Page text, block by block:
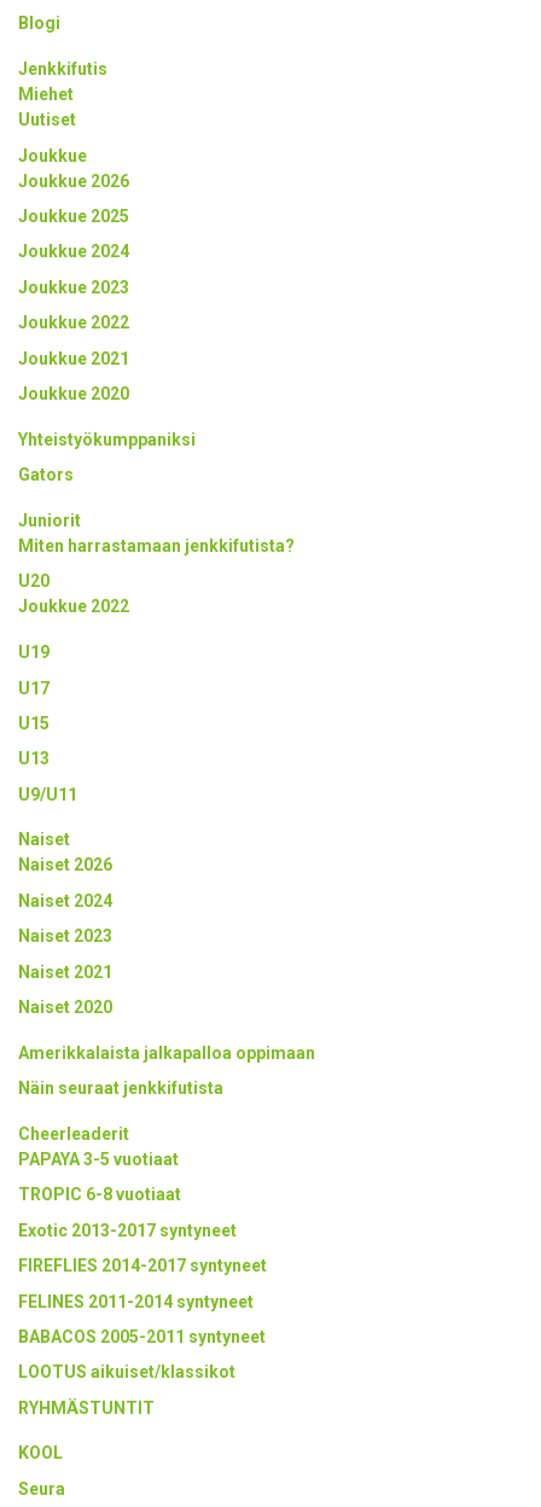
Blogi
Jenkkifutis
Miehet
Uutiset
Joukkue
Joukkue 2026
Joukkue 2025
Joukkue 2024
Joukkue 2023
Joukkue 2022
Joukkue 2021
Joukkue 2020
Yhteistyökumppaniksi
Gators
Juniorit
Miten harrastamaan jenkkifutista?
U20
Joukkue 2022
U19
U17
U15
U13
U9/U11
Naiset
Naiset 2026
Naiset 2024
Naiset 2023
Naiset 2021
Naiset 2020
Amerikkalaista jalkapalloa oppimaan
Näin seuraat jenkkifutista
Cheerleaderit
PAPAYA 3-5 vuotiaat
TROPIC 6-8 vuotiaat
Exotic 2013-2017 syntyneet
FIREFLIES 2014-2017 syntyneet
FELINES 2011-2014 syntyneet
BABACOS 2005-2011 syntyneet
LOOTUS aikuiset/klassikot
RYHMÄSTUNTIT
KOOL
Seura